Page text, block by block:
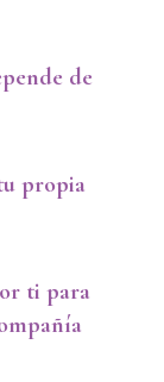
de
propia
ti para